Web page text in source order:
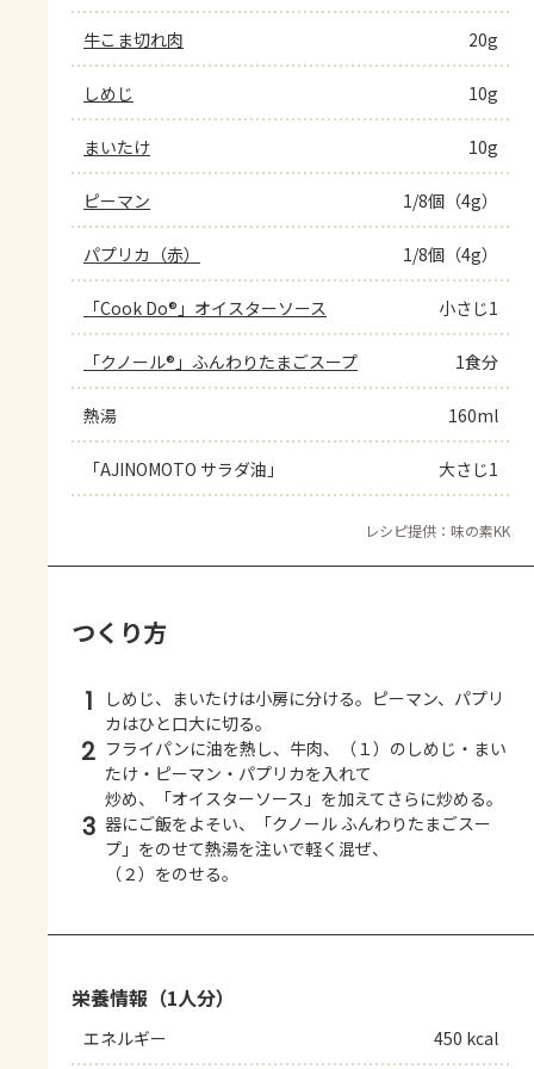
牛こま切れ肉 20g
しめじ 10g
まいたけ 10g
ピーマン 1/8個（4g）
パプリカ（赤） 1/8個（4g）
「Cook Do®」オイスターソース 小さじ1
「クノール®」ふんわりたまごスープ 1食分
熱湯 160ml
「AJINOMOTO サラダ油」 大さじ1
レシピ提供：味の素KK
つくり方
1
しめじ、まいたけは小房に分ける。ピーマン、パプリ
カはひと口大に切る。
2 フライパンに油を熱し、牛肉、（１）のしめじ・まい
たけ・ピーマン・パプリカを入れて
炒め、「オイスターソース」を加えてさらに炒める。
3 器にご飯をよそい、「クノール ふんわりたまごスー
プ」をのせて熱湯を注いで軽く混ぜ、
（２）をのせる。
栄養情報（1人分）
エネルギー 450 kcal